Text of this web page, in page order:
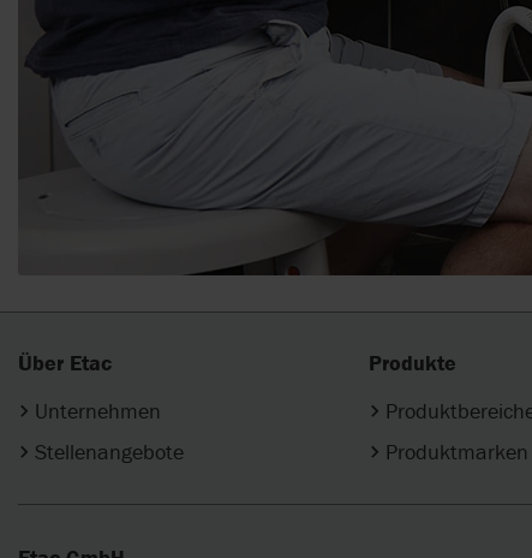
Über Etac
Unternehmen
Stellenangebote
Produkte
Produktmarken